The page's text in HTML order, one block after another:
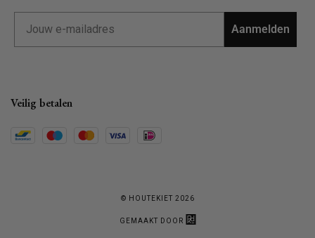
Aanmelden
Veilig betalen
© HOUTEKIET 2026
GEMAAKT DOOR